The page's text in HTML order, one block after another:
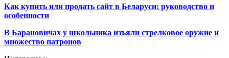
Как купить или продать сайт в Беларуси: руководство и
особенности
В Барановичах у школьника изъяли стрелковое оружие и
множество патронов